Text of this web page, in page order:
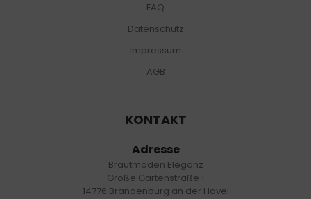
FAQ
Datenschutz
Impressum
AGB
KONTAKT
Adresse
Brautmoden Eleganz
Große Gartenstraße 1
14776 Brandenburg an der Havel